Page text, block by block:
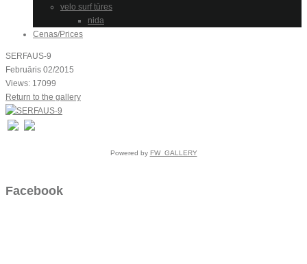
velo surf tūres
nida
Cenas/Prices
SERFAUS-9
Februāris 02/2015
Views: 17099
Return to the gallery
Powered by FW_GALLERY
Facebook